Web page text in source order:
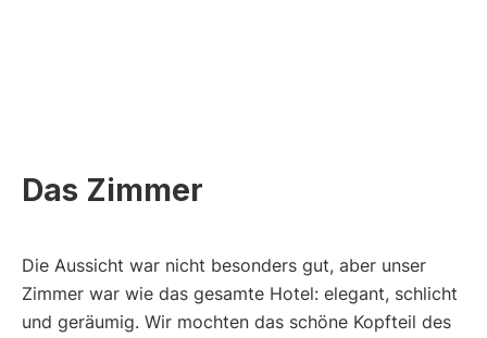
Das Zimmer
Die Aussicht war nicht besonders gut, aber unser
Zimmer war wie das gesamte Hotel: elegant, schlicht
und geräumig. Wir mochten das schöne Kopfteil des